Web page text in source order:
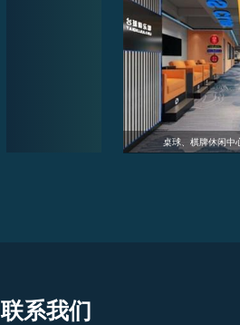
智慧酒店3D建模可视化数字孪生系统
联系我们